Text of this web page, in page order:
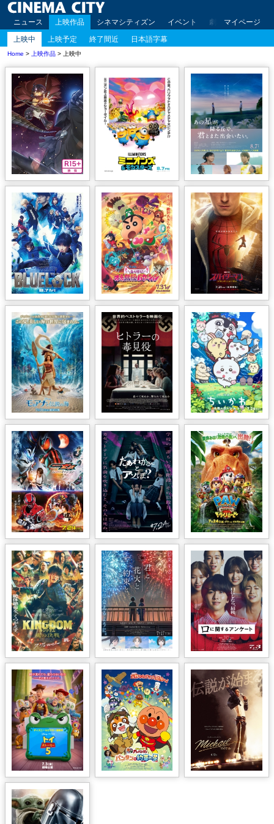
ニュース 上映作品 シネマシティズン イベント 劇場案内 アク
マイページ
上映中
上映予定 終了間近 日本語字幕
Home > 上映作品 > 上映中